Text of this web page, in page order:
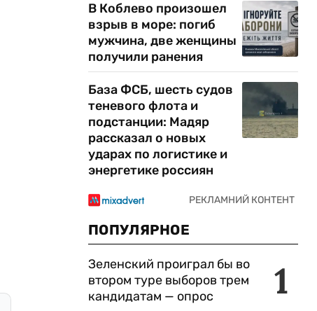
В Коблево произошел
взрыв в море: погиб
мужчина, две женщины
получили ранения
База ФСБ, шесть судов
теневого флота и
подстанции: Мадяр
рассказал о новых
ударах по логистике и
энергетике россиян
ПОПУЛЯРНОЕ
1
Зеленский проиграл бы во
втором туре выборов трем
кандидатам — опрос